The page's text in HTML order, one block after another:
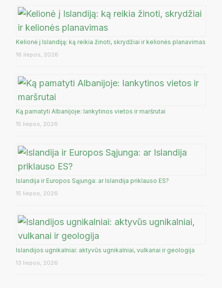
Kelionė į Islandiją: ką reikia žinoti, skrydžiai ir kelionės planavimas
16 liepos, 2026
Ką pamatyti Albanijoje: lankytinos vietos ir maršrutai
15 liepos, 2026
Islandija ir Europos Sąjunga: ar Islandija priklauso ES?
15 liepos, 2026
Islandijos ugnikalniai: aktyvūs ugnikalniai, vulkanai ir geologija
13 liepos, 2026